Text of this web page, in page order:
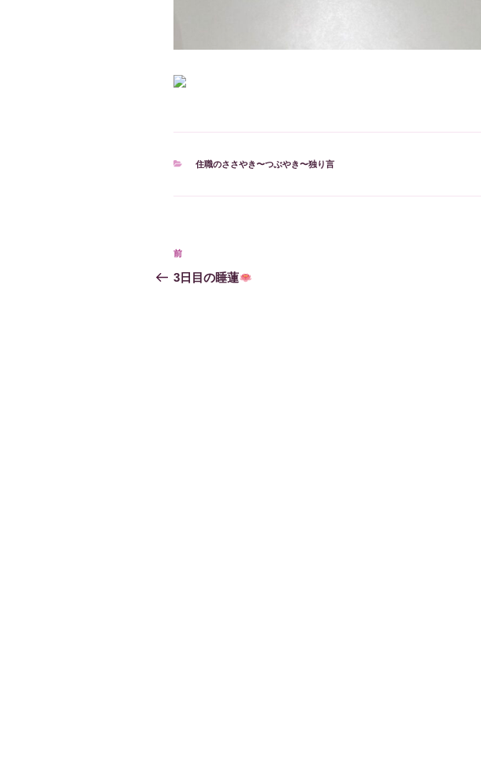
カ
住職のささやき〜つぶやき〜独り言
投
稿
過
去
前
3日目の睡蓮